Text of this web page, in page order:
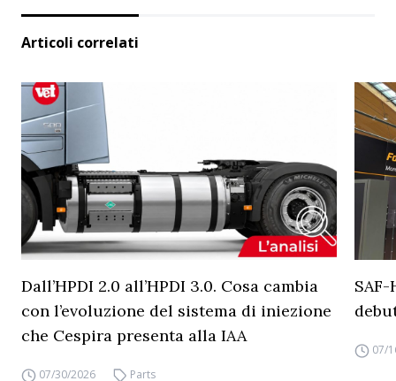
Articoli correlati
Dall’HPDI 2.0 all’HPDI 3.0. Cosa cambia
con l’evoluzione del sistema di iniezione
che Cespira presenta alla IAA
07/30/2026 Parts
07/